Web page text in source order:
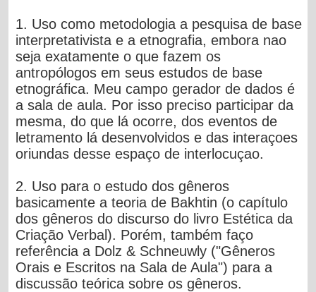
1. Uso como metodologia a pesquisa de base
interpretativista e a etnografia, embora nao
seja exatamente o que fazem os
antropólogos em seus estudos de base
etnográfica. Meu campo gerador de dados é
asala de aula. Por isso preciso participar da
mesma, do que lá ocorre, dos eventos de
letramento lá desenvolvidos e das interaçoes
oriundas desse espaço de interlocuçao.
2. Uso para o estudo dos gêneros
basicamente ateoria de Bakhtin (o capítulo
dos gêneros do discurso do livro Estética da
Criação Verbal). Porém, também faço
referência a Dolz & Schneuwly ("Gêneros
Orais e Escritos na Sala de Aula") para a
discussão teórica sobre os gêneros.